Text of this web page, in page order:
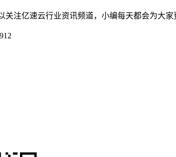
注亿速云行业资讯频道，小编每天都会为大家